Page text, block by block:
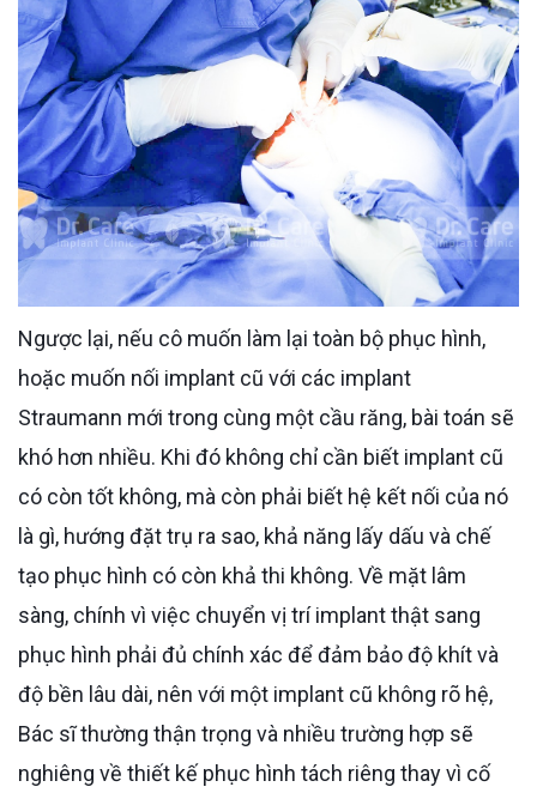
Ngược lại, nếu cô muốn làm lại toàn bộ phục hình,
hoặc muốn nối implant cũ với các implant
Straumann mới trong cùng một cầu răng, bài toán sẽ
khó hơn nhiều. Khi đó không chỉ cần biết implant cũ
có còn tốt không, mà còn phải biết hệ kết nối của nó
là gì, hướng đặt trụ ra sao, khả năng lấy dấu và chế
tạo phục hình có còn khả thi không. Về mặt lâm
sàng, chính vì việc chuyển vị trí implant thật sang
phục hình phải đủ chính xác để đảm bảo độ khít và
độ bền lâu dài, nên với một implant cũ không rõ hệ,
Bác sĩ thường thận trọng và nhiều trường hợp sẽ
nghiêng về thiết kế phục hình tách riêng thay vì cố